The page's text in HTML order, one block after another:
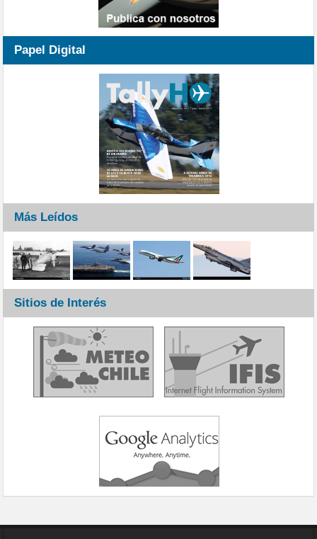
Papel Digital
Más Leídos
Sitios de Interés